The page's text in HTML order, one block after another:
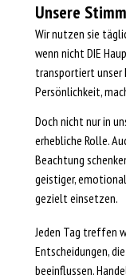
Unsere
Wir nutzen sie
wenn nicht DIE
transportiert unser
Persönlichkeit,
Doch nicht nur in
erhebliche Rolle.
Beachtung
geistiger,
gezielt einsetzen.
Jeden Tag treffen
Entscheidungen,
beeinflussen.